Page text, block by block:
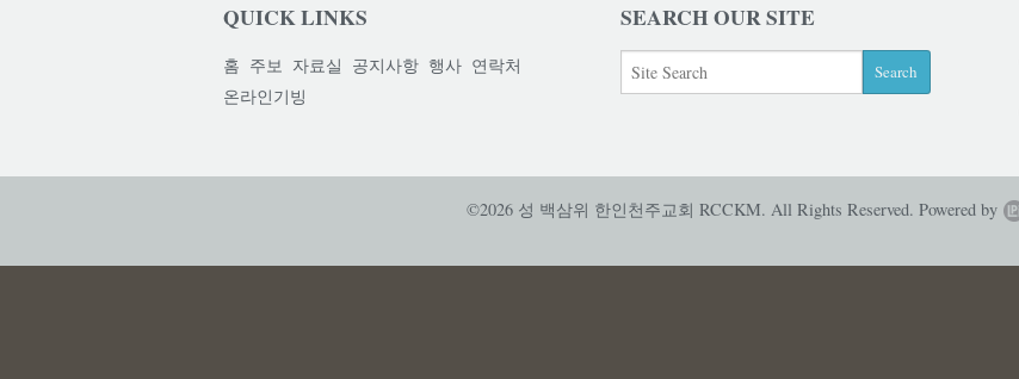
QUICK LINKS
홈 주보 자료실 공지사항 행사 연락처
온라인기빙
SEARCH OUR SITE
©2026 성 백삼위 한인천주교회 RCCKM. All Rights Reserved. Powered by